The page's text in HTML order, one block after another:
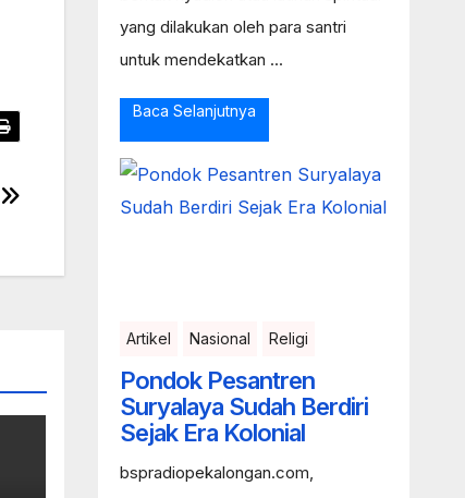
yang dilakukan oleh para santri
untuk mendekatkan ...
Baca Selanjutnya
Artikel Nasional Religi
Pondok Pesantren
Suryalaya Sudah Berdiri
Sejak Era Kolonial
bspradiopekalongan.com,